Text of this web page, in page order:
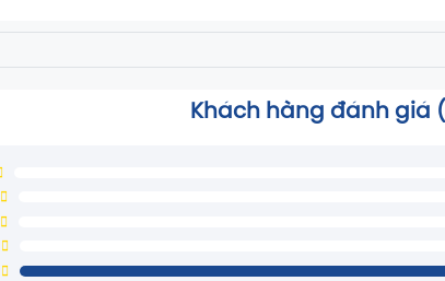
Khách hàng đánh giá (